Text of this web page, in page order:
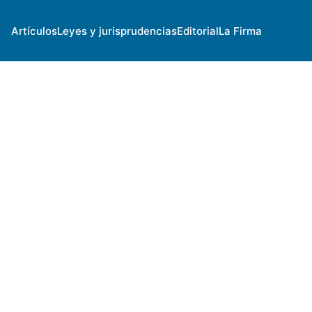
ArtículosLeyes y jurisprudenciasEditorialLa Firma